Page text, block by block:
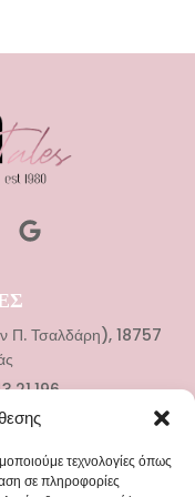
τεχνολογίες όπως
σε πληροφορίες
Π. Τσαλδάρη), 18757